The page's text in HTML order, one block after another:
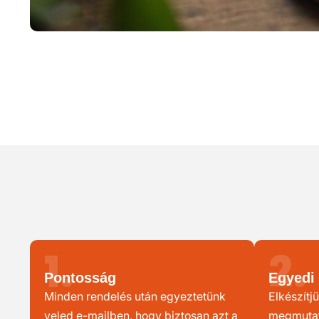
1.
Pontosság
Minden rendelés után egyeztetünk
veled e-mailben, hogy biztosan azt a
2.
Egyedi